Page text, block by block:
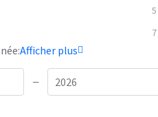
5
7
Afficher plus
—